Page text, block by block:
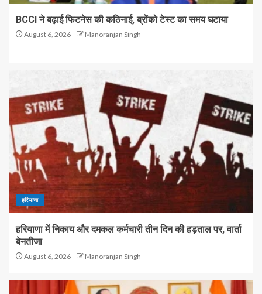
BCCI ने बढ़ाई फिटनेस की कठिनाई, ब्रोंको टेस्ट का समय घटाया
August 6, 2026 Manoranjan Singh
हरियाणा
हरियाणा में निकाय और दमकल कर्मचारी तीन दिन की हड़ताल पर, वार्ता
बेनतीजा
August 6, 2026 Manoranjan Singh